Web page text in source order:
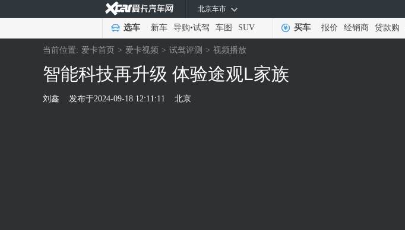
北京车市
选车 新车 导购•试驾 车图 SUV 买车 报价 经销商 贷款购
当前位置: 爱卡首页 > 爱卡视频 > 试驾评测 > 视频播放
智能科技再升级 体验途观L家族
刘鑫 发布于2024-09-18 12:11:11 北京